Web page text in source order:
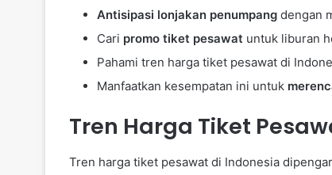
Antisipasi lonjakan penumpang dengan
Cari promo tiket pesawat untuk liburan
Pahami tren harga tiket pesawat di
Manfaatkan kesempatan ini untuk
Tren Harga Tiket
Tren harga tiket pesawat di Indonesia